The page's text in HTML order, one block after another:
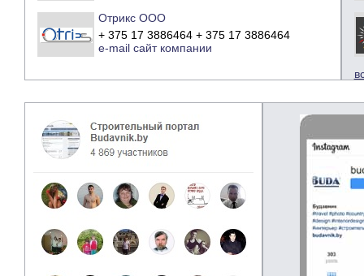
Отрикс ООО
+ 375 17 3886464 + 375 17 3886464
e-mail сайт компании